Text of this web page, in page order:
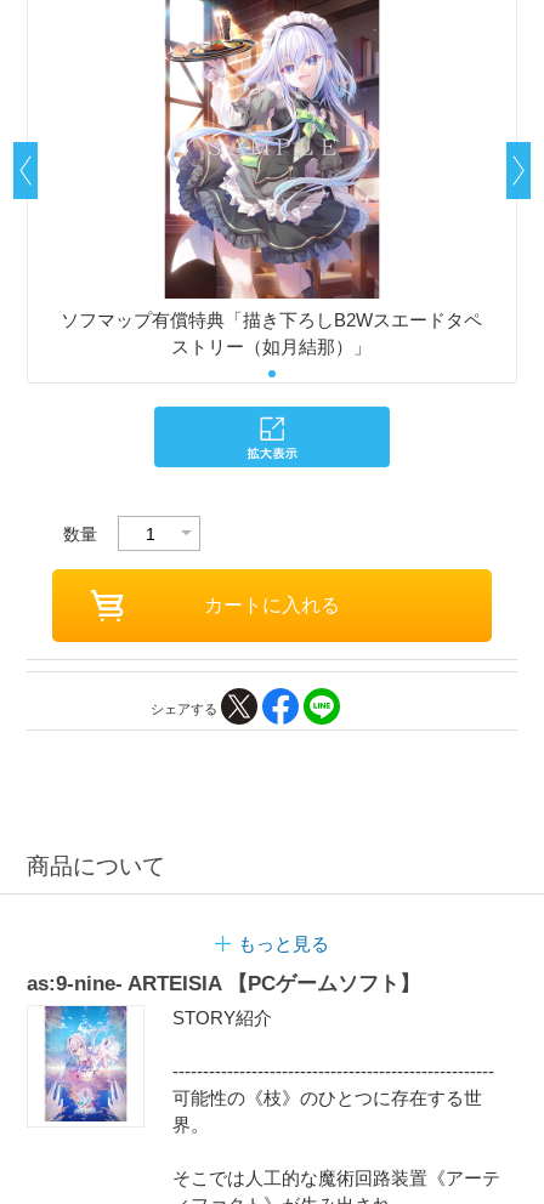
ソフマップ有償特典「描き下ろしB2Wスエードタペ
ストリー（如月結那）」
数量
シェアする
商品について
もっと見る
as:9-nine- ARTEISIA 【PCゲームソフト】
STORY紹介
-----------------------------------------------------
可能性の《枝》のひとつに存在する世
界。
そこでは人工的な魔術回路装置《アーテ